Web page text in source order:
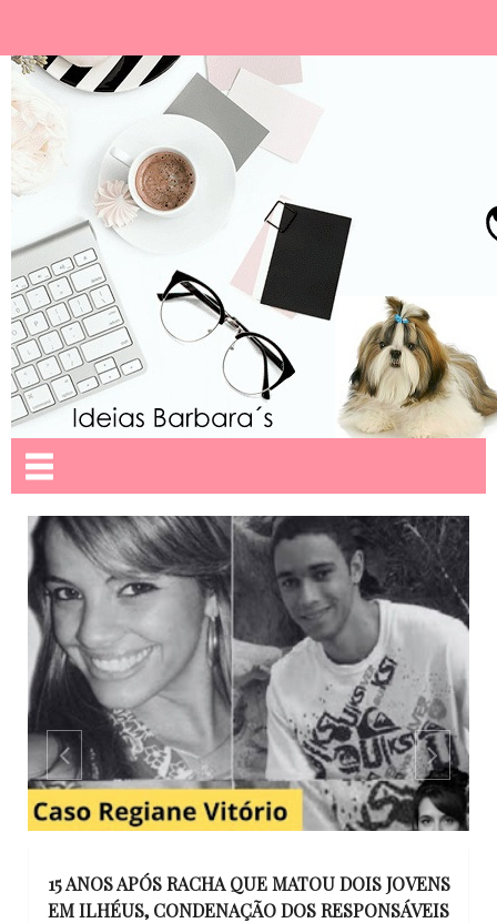
15 ANOS APÓS RACHA QUE MATOU DOIS JOVENS
EM ILHÉUS, CONDENAÇÃO DOS RESPONSÁVEIS